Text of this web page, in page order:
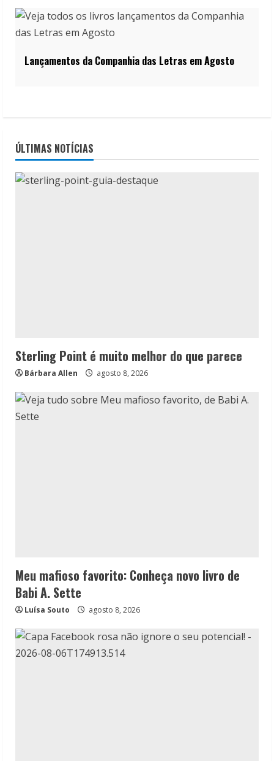
Lançamentos da Companhia das Letras em Agosto
ÚLTIMAS NOTÍCIAS
Sterling Point é muito melhor do que parece
Bárbara Allen agosto 8, 2026
Meu mafioso favorito: Conheça novo livro de
Babi A. Sette
Luísa Souto agosto 8, 2026